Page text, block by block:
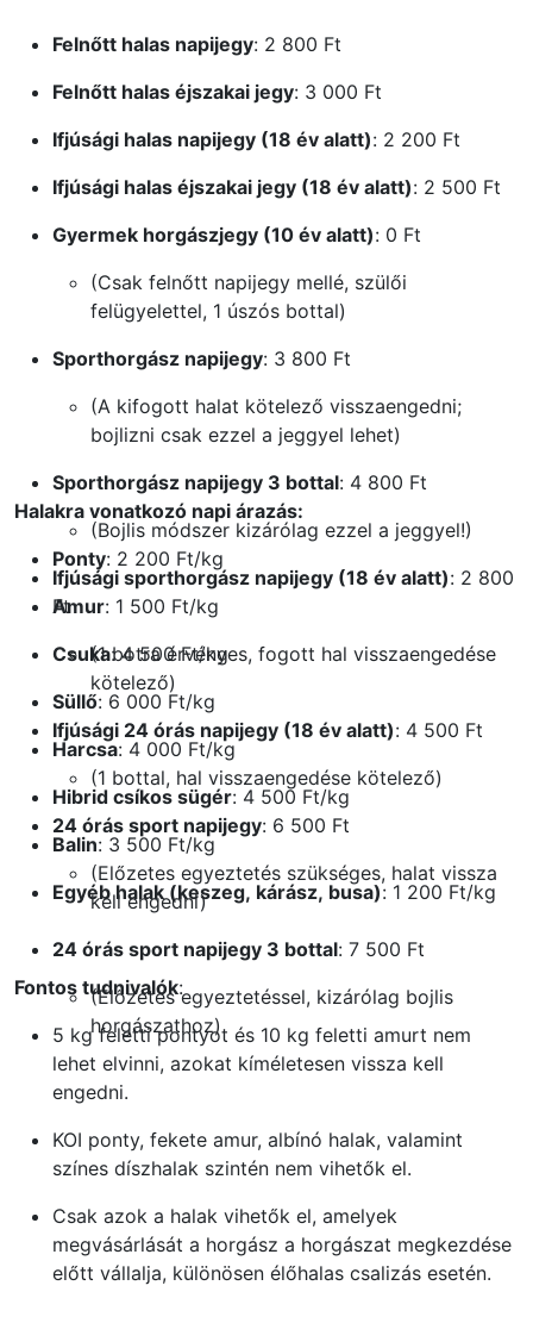
Felnőtt halas napijegy: 2 800 Ft
Felnőtt halas éjszakai jegy: 3 000 Ft
Ifjúsági halas napijegy (18 év alatt): 2 200 Ft
Ifjúsági halas éjszakai jegy (18 év alatt): 2 500 Ft
Gyermek horgászjegy (10 év alatt): 0 Ft
(Csak felnőtt napijegy mellé, szülői
felügyelettel, 1 úszós bottal)
Sporthorgász napijegy: 3 800 Ft
(A kifogott halat kötelező visszaengedni;
bojlizni csak ezzel a jeggyel lehet)
Sporthorgász napijegy 3 bottal: 4 800 Ft
(Bojlis módszer kizárólag ezzel a jeggyel!)
Ifjúsági sporthorgász napijegy (18 év alatt): 2 800
Ft
(1 botra érvényes, fogott hal visszaengedése
kötelező)
Ifjúsági 24 órás napijegy (18 év alatt): 4 500 Ft
(1 bottal, hal visszaengedése kötelező)
24 órás sport napijegy: 6 500 Ft
(Előzetes egyeztetés szükséges, halat vissza
kell engedni)
24 órás sport napijegy 3 bottal: 7 500 Ft
(Előzetes egyeztetéssel, kizárólag bojlis
horgászathoz)
Halakra vonatkozó napi árazás:
Ponty: 2 200 Ft/kg
Amur: 1 500 Ft/kg
Csuka: 4 500 Ft/kg
Süllő: 6 000 Ft/kg
Harcsa: 4 000 Ft/kg
Hibrid csíkos sügér: 4 500 Ft/kg
Balin: 3 500 Ft/kg
Egyéb halak (keszeg, kárász, busa): 1 200 Ft/kg
Fontos tudnivalók:
5 kg feletti pontyot és 10 kg feletti amurt nem
lehet elvinni, azokat kíméletesen vissza kell
engedni.
KOI ponty, fekete amur, albínó halak, valamint
színes díszhalak szintén nem vihetők el.
Csak azok a halak vihetők el, amelyek
megvásárlását a horgász a horgászat megkezdése
előtt vállalja, különösen élőhalas csalizás esetén.